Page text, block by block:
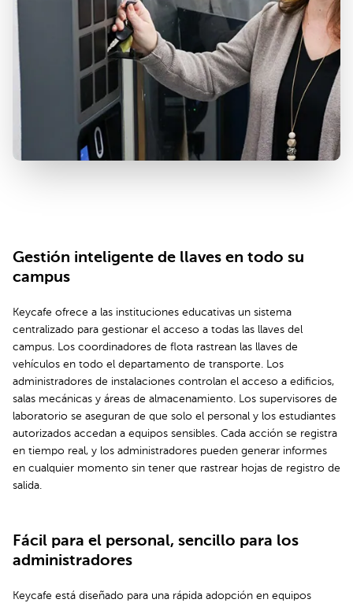
Gestión inteligente de llaves en todo su
campus
Keycafe ofrece a las instituciones educativas un sistema
centralizado para gestionar el acceso a todas las llaves del
campus. Los coordinadores de flota rastrean las llaves de
vehículos en todo el departamento de transporte. Los
administradores de instalaciones controlan el acceso a edificios,
salas mecánicas y áreas de almacenamiento. Los supervisores de
laboratorio se aseguran de que solo el personal y los estudiantes
autorizados accedan a equipos sensibles. Cada acción se registra
en tiempo real, y los administradores pueden generar informes
en cualquier momento sin tener que rastrear hojas de registro de
salida.
Fácil para el personal, sencillo para los
administradores
Keycafe está diseñado para una rápida adopción en equipos